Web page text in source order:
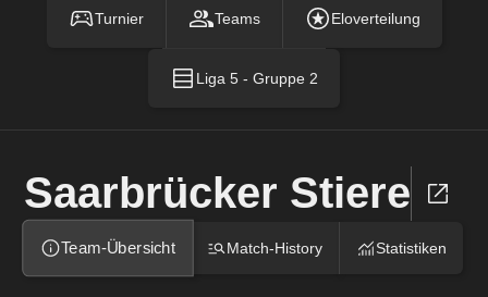
Turnier Teams Eloverteilung
Liga 5 - Gruppe 2
Saarbrücker Stiere
Team-Übersicht Match-History Statistiken